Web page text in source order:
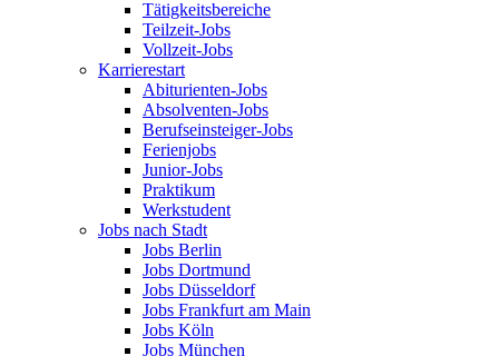
Tätigkeitsbereiche
Teilzeit-Jobs
Vollzeit-Jobs
Karrierestart
Abiturienten-Jobs
Absolventen-Jobs
Berufseinsteiger-Jobs
Ferienjobs
Junior-Jobs
Praktikum
Werkstudent
Jobs nach Stadt
Jobs Berlin
Jobs Dortmund
Jobs Düsseldorf
Jobs Frankfurt am Main
Jobs Köln
Jobs München